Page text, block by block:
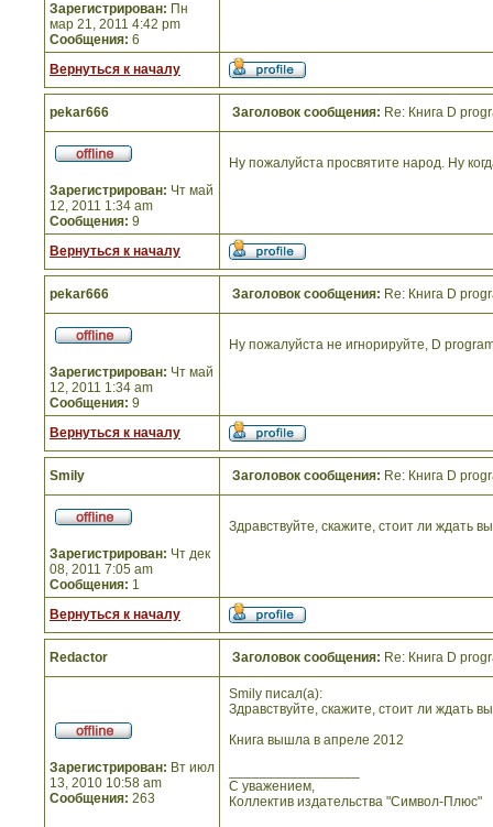
Зарегистрирован: Пн
мар 21, 2011 4:42 pm
Сообщения: 6
Вернуться к началу
pekar666 Заголовок сообщения: Re: Книга D
Зарегистрирован: Чт май
12, 2011 1:34 am
Сообщения: 9
Ну пожалуйста просвятите народ. Ну
Вернуться к началу
pekar666 Заголовок сообщения: Re: Книга D
Зарегистрирован: Чт май
12, 2011 1:34 am
Сообщения: 9
Ну пожалуйста не игнорируйте, D
Вернуться к началу
Smily Заголовок сообщения: Re: Книга D
Зарегистрирован: Чт дек
08, 2011 7:05 am
Сообщения: 1
Здравствуйте, скажите, стоит ли ждать
Вернуться к началу
Redactor Заголовок сообщения: Re: Книга D
Зарегистрирован: Вт июл
13, 2010 10:58 am
Сообщения: 263
Smily писал(а):
Здравствуйте, скажите, стоит ли ждать
Книга вышла в апреле 2012
С уважением,
Коллектив издательства "Символ-Плюс"